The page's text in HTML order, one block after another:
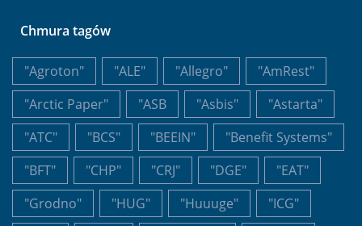
Chmura tagów
"Agroton" "ALE" "Allegro"
"AmRest"
"Arctic Paper"
"ASB "Asbis"
"Astarta"
"ATC"
"BCS" "BEEIN"
"Benefit Systems"
"BFT"
"CHP" "CRJ" "DGE"
"EAT"
"Grodno"
"HUG" "Huuuge"
"ICG"